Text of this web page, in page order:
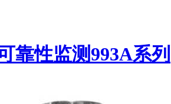
靠性监测993A系列